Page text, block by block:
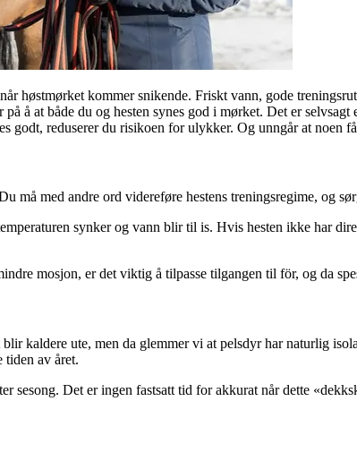
høstmørket kommer snikende. Friskt vann, gode
å at både du og hesten synes god i mørket. Det er
godt, reduserer du risikoen for ulykker. Og unngår at noen
må med andre ord videreføre hestens treningsregime, og
synker og vann blir til is. Hvis hesten ikke har
mosjon, er det viktig å tilpasse tilgangen til för, og da
blir kaldere ute, men da glemmer vi at pelsdyr har naturlig
tiden av året.
sesong. Det er ingen fastsatt tid for akkurat når dette